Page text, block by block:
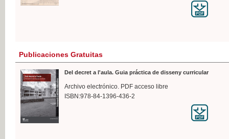
Publicaciones Gratuitas
Del decret a l'aula. Guia práctica de disseny curricular
Archivo electrónico. PDF acceso libre
ISBN:978-84-1396-436-2